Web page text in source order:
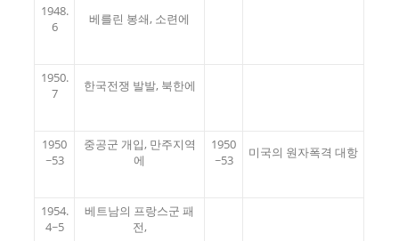
1948.
6
베를린 봉쇄, 소련에
1950.
7
한국전쟁 발발, 북한에
1950
~53
중공군 개입, 만주지역
에
1950
~53
미국의 원자폭격 대항
1954.
4~5
베트남의 프랑스군 패
전,